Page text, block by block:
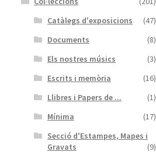
Catàlegs d'exposicions
(47)
Documents
(8)
Els nostres músics
(3)
Escrits i memòria
(16)
Llibres i Papers de ...
(1)
Mínima
(17)
Secció d'Estampes, Mapes i
Gravats
(9)